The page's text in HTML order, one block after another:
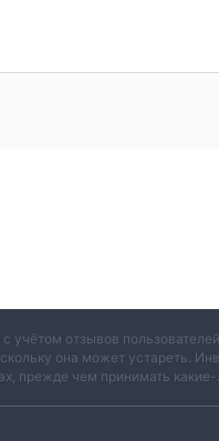
учётом отзывов
она может устареть.
прежде чем принимать